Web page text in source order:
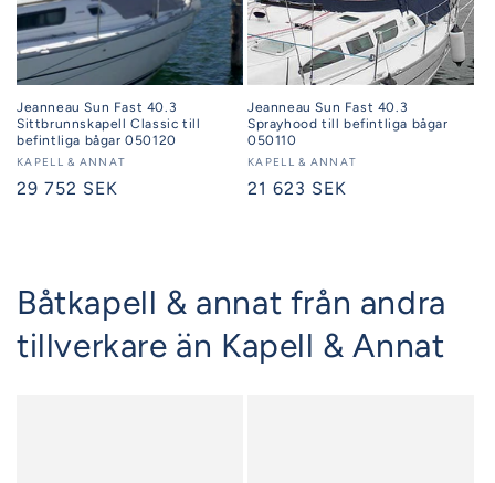
Jeanneau Sun Fast 40.3
Sittbrunnskapell Classic till
befintliga bågar 050120
Säljare:
KAPELL & ANNAT
Ordinarie
29 752 SEK
Jeanneau Sun Fast 40.3
Sprayhood till befintliga bågar
050110
Säljare:
KAPELL & ANNAT
Ordinarie
21 623 SEK
Båtkapell & annat från andra
tillverkare än Kapell & Annat